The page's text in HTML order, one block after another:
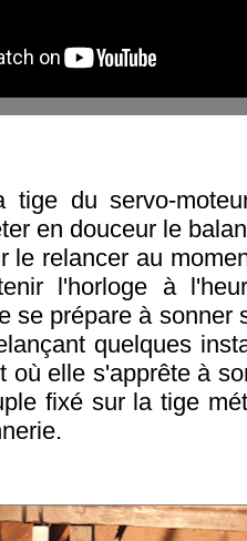
tige du servo-
en douceur le
le relancer au
l'horloge à
se prépare à sonner
quelques
où elle s'apprête à
fixé sur la tige